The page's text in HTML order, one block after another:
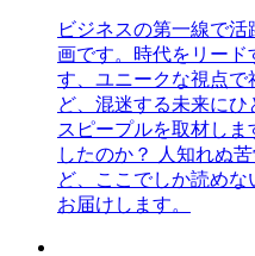
ビジネスの第一線で
画です。時代をリード
す、ユニークな視点で
ど、混迷する未来に
スピープルを取材し
したのか？ 人知れぬ
ど、ここでしか読め
お届けします。